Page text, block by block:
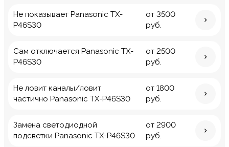
Не показывает Panasonic TX-
P46S30
от 3500
руб.
Сам отключается Panasonic TX-
P46S30
от 2500
руб.
Не ловит каналы/ловит
частично Panasonic TX-P46S30
от 1800
руб.
Замена светодиодной
подсветки Panasonic TX-P46S30
от 2900
руб.